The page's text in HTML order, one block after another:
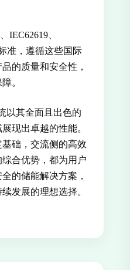
IEC62619、
准，遵循这些国际
的质量和安全性，
。
以其全面且出色的
现出卓越的性能。
础，交流侧的高效
合优势，都为用户
的储能解决方案，
发展的理想选择。